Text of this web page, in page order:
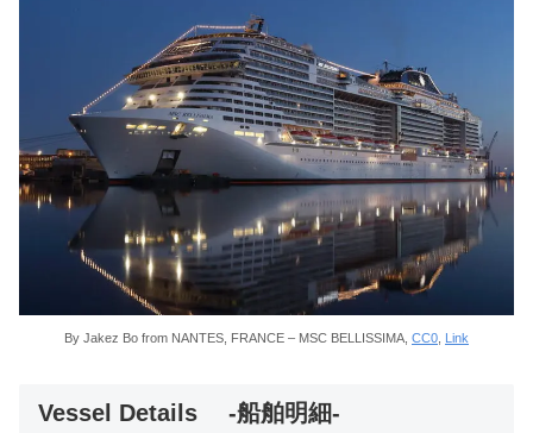
By Jakez Bo from NANTES, FRANCE – MSC BELLISSIMA, CC0 Link
Vessel Details -船舶明細-